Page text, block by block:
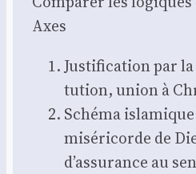
Axes
Jus­ti­fi­ca­tion par
tu­tion, union à
Sché­ma
misé­ri­corde de
d’assurance au